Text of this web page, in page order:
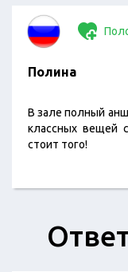
Полина
В зале полный
классных вещей
стоит того!